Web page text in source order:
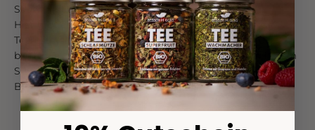
Sauer macht lustig!
Hier gibt es keine künstlichen Aromen oder staubige
Teereste, sondern ganze Fruchtstücke, die du mit dem
bloßen Auge erkennen kannst! Die Kombination mit dem
Süßkraut sorgt für eine ausgewogene süß-säuerliche
Balance.